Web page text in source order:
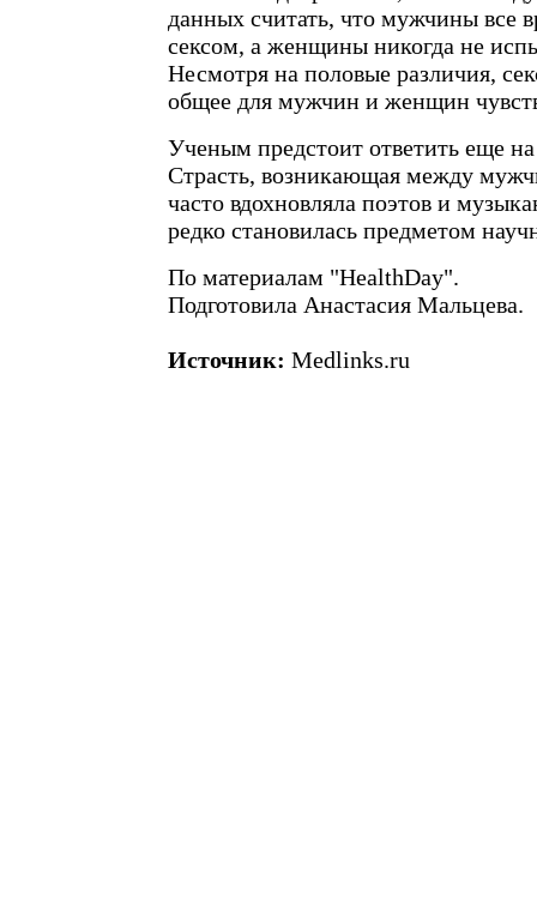
данных считать, что мужчины все
сексом, а женщины никогда не
Несмотря на половые различия,
общее для мужчин и женщин
Ученым предстоит ответить еще
Страсть, возникающая между
часто вдохновляла поэтов и
редко становилась предметом
По материалам "HealthDay".
Подготовила Анастасия Мальцева.
Источник: Medlinks.ru